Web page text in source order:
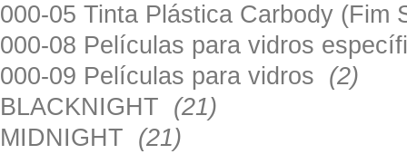
000-05 Tinta Plástica Carbody
000-08 Películas para vidros
000-09 Películas para vidros (2)
BLACKNIGHT (21)
MIDNIGHT (21)